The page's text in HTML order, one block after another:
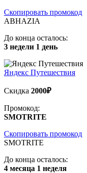
Скопировать промокод
ABHAZIA
До конца осталось:
3 недели 1 день
Яндекс Путешествия
Скидка 2000₽
Промокод:
SMOTRITE
Скопировать промокод
SMOTRITE
До конца осталось:
4 месяца 1 неделя